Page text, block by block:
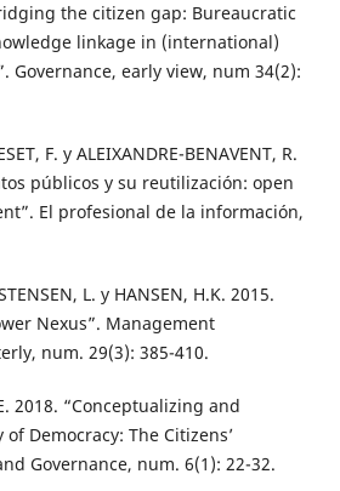
the citizen gap: Bureaucratic
linkage in (international)
Governance, early view, num 34(2):
F. y ALEIXANDRE-BENAVENT, R.
públicos y su reutilización: open
El profesional de la información,
L. y HANSEN, H.K. 2015.
Nexus”. Management
num. 29(3): 385-410.
2018. “Conceptualizing and
Democracy: The Citizens’
Governance, num. 6(1): 22-32.